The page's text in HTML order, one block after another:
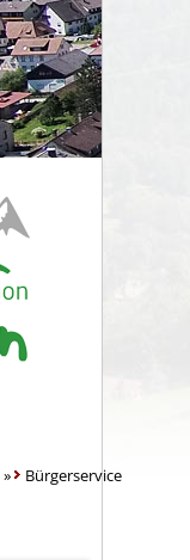
»
Bürgerservice